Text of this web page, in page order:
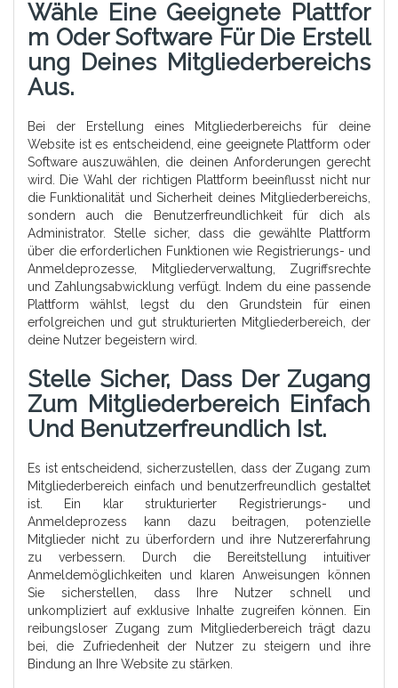
Wähle Eine Geeignete Plattfor
M Oder Software Für Die Erstell
Ung Deines Mitgliederbereichs
Aus.
Bei der Erstellung eines Mitgliederbereichs für deine
Website ist es entscheidend, eine geeignete Plattform oder
Software auszuwählen, die deinen Anforderungen gerecht
wird. Die Wahl der richtigen Plattform beeinflusst nicht nur
die Funktionalität und Sicherheit deines Mitgliederbereichs,
sondern auch die Benutzerfreundlichkeit für dich als
Administrator. Stelle sicher, dass die gewählte Plattform
über die erforderlichen Funktionen wie Registrierungs- und
Anmeldeprozesse, Mitgliederverwaltung, Zugriffsrechte
und Zahlungsabwicklung verfügt. Indem du eine passende
Plattform wählst, legst du den Grundstein für einen
erfolgreichen und gut strukturierten Mitgliederbereich, der
deine Nutzer begeistern wird.
Stelle Sicher, Dass Der Zugang
Zum Mitgliederbereich Einfach
Und Benutzerfreundlich Ist.
Es ist entscheidend, sicherzustellen, dass der Zugang zum
Mitgliederbereich einfach und benutzerfreundlich gestaltet
ist. Ein klar strukturierter Registrierungs- und
Anmeldeprozess kann dazu beitragen, potenzielle
Mitglieder nicht zu überfordern und ihre Nutzererfahrung
zu verbessern. Durch die Bereitstellung intuitiver
Anmeldemöglichkeiten und klaren Anweisungen können
Sie sicherstellen, dass Ihre Nutzer schnell und
unkompliziert auf exklusive Inhalte zugreifen können. Ein
reibungsloser Zugang zum Mitgliederbereich trägt dazu
bei, die Zufriedenheit der Nutzer zu steigern und ihre
Bindung an Ihre Website zu stärken.